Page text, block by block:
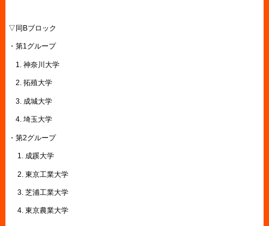
▽同Bブロック
・第1グループ
1. 神奈川大学
2. 拓殖大学
3. 成城大学
4. 埼玉大学
・第2グループ
1. 成蹊大学
2. 東京工業大学
3. 芝浦工業大学
4. 東京農業大学